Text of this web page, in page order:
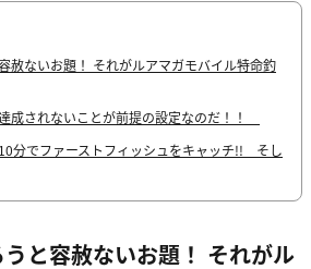
赦ないお題！ それがルアマガモバイル特命釣
成されないことが前提の設定なのだ！！
分でファーストフィッシュをキャッチ!! そし
と容赦ないお題！ それがル